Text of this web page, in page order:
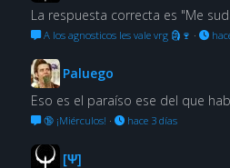
La respuesta correcta es "Me
A los agnosticos les vale vrg 🗿🍷 ·
Paluego
Eso es el paraíso ese del que
🔞 ¡Miérculos! · hace 3 días
[Ψ]